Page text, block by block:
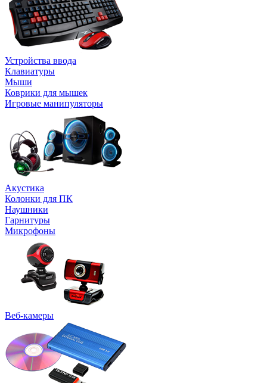
Устройства ввода
Клавиатуры
Мыши
Коврики для мышек
Игровые манипуляторы
Акустика
Колонки для ПК
Наушники
Гарнитуры
Микрофоны
Веб-камеры